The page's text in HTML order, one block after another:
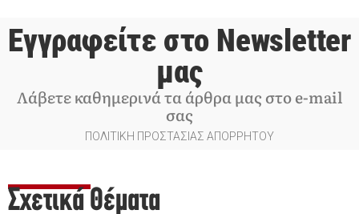
Εγγραφείτε στο Newsletter
μας
Λάβετε καθημερινά τα άρθρα μας στο e-mail
σας
ΠΟΛΙΤΙΚΗ ΠΡΟΣΤΑΣΙΑΣ ΑΠΟΡΡΗΤΟΥ
Σχετικά Θέματα